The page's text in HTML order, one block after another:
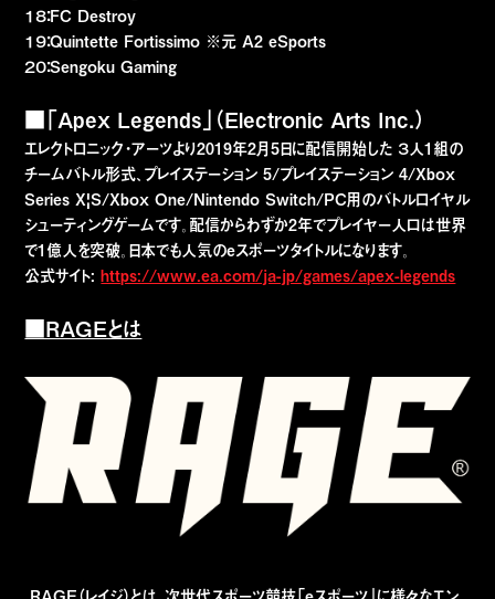
１８：FC Destroy
１９：Quintette Fortissimo ※元 A2 eSports
２０：Sengoku Gaming
■「Apex Legends」（Electronic Arts Inc.）
エレクトロニック・アーツより2019年2月5日に配信開始した ３人1組の
チームバトル形式、プレイステーション 5/プレイステーション 4/Xbox
Series X|S/Xbox One/Nintendo Switch/PC用のバトルロイヤル
シューティングゲームです。配信からわずか2年でプレイヤー人口は世界
で1億人を突破。日本でも人気のeスポーツタイトルになります。
公式サイト:https://www.ea.com/ja-jp/games/apex-legends
■RAGEとは